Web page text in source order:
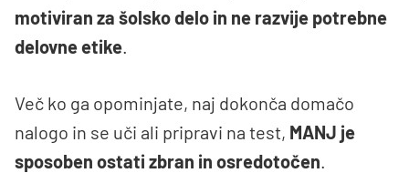
motiviran za šolsko delo in ne razvije potrebne
delovne etike
Več ko ga opominjate, naj dokonča domačo
nalogo in se uči ali pripravi na test, MANJ je
sposoben ostati zbran in osredotočen